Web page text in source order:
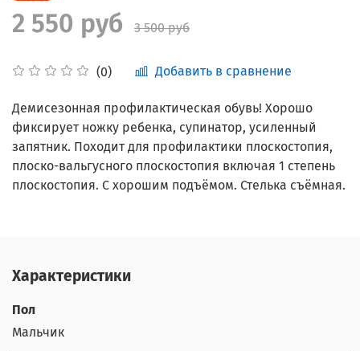
(0) Добавить в сравнение
2 550 руб 3 500 руб
Демисезонная профилактическая обувь! Хорошо
фиксирует ножку ребенка, супинатор, усиленный
запятник. Походит для профилактики плоскостопия,
плоско-вальгусного плоскостопия включая 1 степень
плоскостопия. С хорошим подъёмом. Стелька съёмная.
Характеристики
Пол
Мальчик